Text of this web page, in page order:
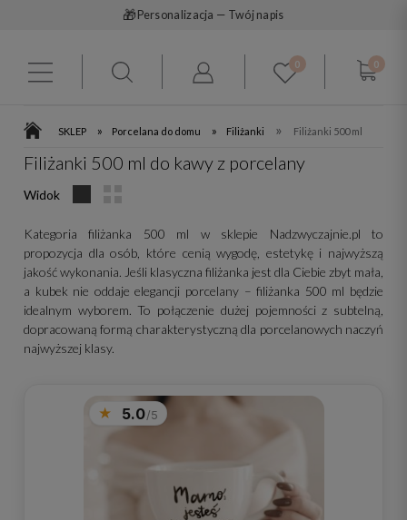
🎁 Personalizacja — Twój napis
0 0
SKLEP » Porcelana do domu » Filiżanki » Filiżanki 500 ml
Filiżanki 500 ml do kawy z porcelany
Widok
Kategoria filiżanka 500 ml w sklepie Nadzwyczajnie.pl to
propozycja dla osób, które cenią wygodę, estetykę i najwyższą
jakość wykonania. Jeśli klasyczna filiżanka jest dla Ciebie zbyt mała,
a kubek nie oddaje elegancji porcelany – filiżanka 500 ml będzie
idealnym wyborem. To połączenie dużej pojemności z subtelną,
dopracowaną formą charakterystyczną dla porcelanowych naczyń
najwyższej klasy.
5.0